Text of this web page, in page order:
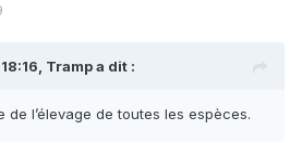
Trampa dit :
de l’élevage de toutes les espèces.